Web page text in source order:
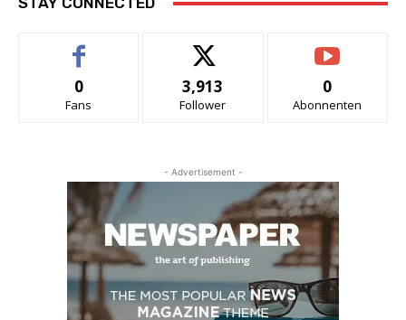
0
Fans
3,913
Follower
0
Abonnenten
- Advertisement -